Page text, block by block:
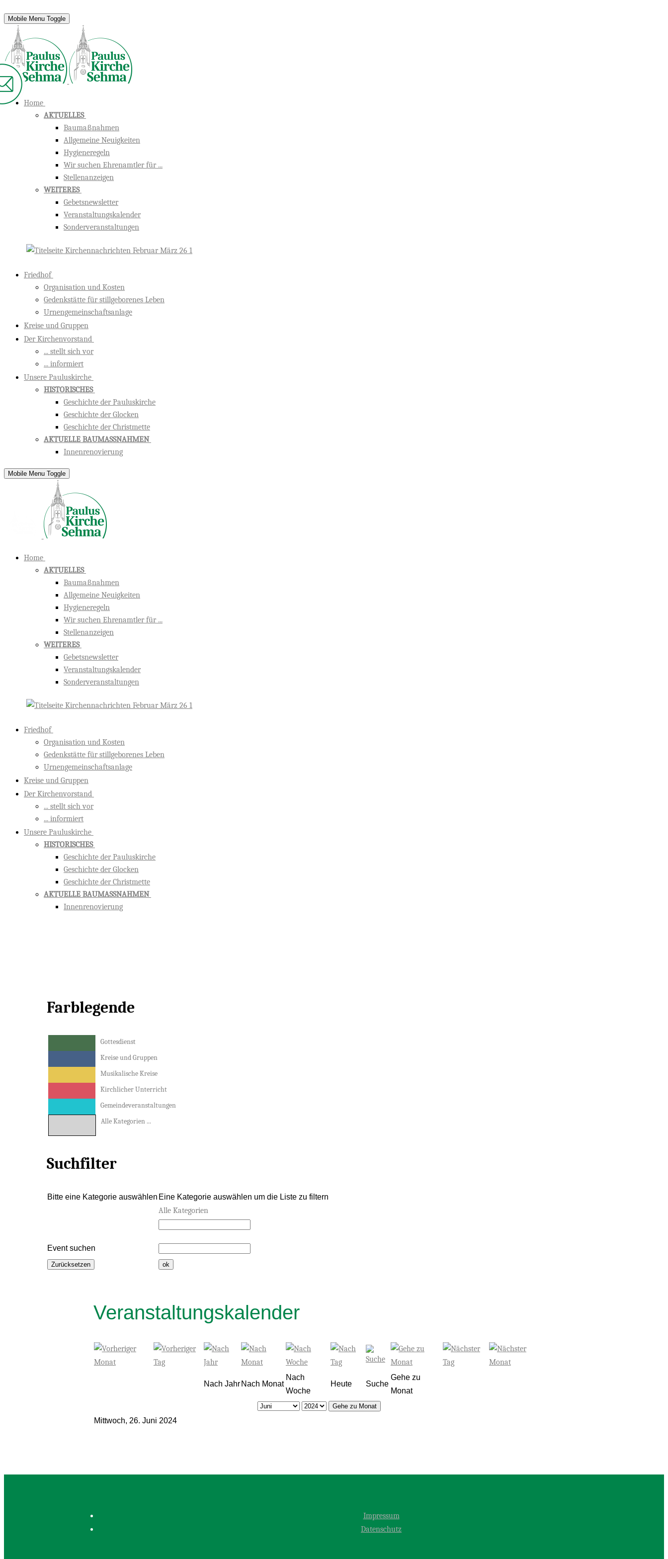
Mobile Menu Toggle
Home
AKTUELLES
Baumaßnahmen
Allgemeine Neuigkeiten
Hygieneregeln
Wir suchen Ehrenamtler für ...
Stellenanzeigen
WEITERES
Gebetsnewsletter
Veranstaltungskalender
Sonderveranstaltungen
Friedhof
Organisation und Kosten
Gedenkstätte für stillgeborenes Leben
Urnengemeinschaftsanlage
Kreise und Gruppen
Der Kirchenvorstand
... stellt sich vor
... informiert
Unsere Pauluskirche
HISTORISCHES
Geschichte der Pauluskirche
Geschichte der Glocken
Geschichte der Christmette
AKTUELLE BAUMASSNAHMEN
Innenrenovierung
Mobile Menu Toggle
Home
AKTUELLES
Baumaßnahmen
Allgemeine Neuigkeiten
Hygieneregeln
Wir suchen Ehrenamtler für ...
Stellenanzeigen
WEITERES
Gebetsnewsletter
Veranstaltungskalender
Sonderveranstaltungen
Friedhof
Organisation und Kosten
Gedenkstätte für stillgeborenes Leben
Urnengemeinschaftsanlage
Kreise und Gruppen
Der Kirchenvorstand
... stellt sich vor
... informiert
Unsere Pauluskirche
HISTORISCHES
Geschichte der Pauluskirche
Geschichte der Glocken
Geschichte der Christmette
AKTUELLE BAUMASSNAHMEN
Innenrenovierung
Farblegende
Gottesdienst
Kreise und Gruppen
Musikalische Kreise
Kirchlicher Unterricht
Gemeindeveranstaltungen
Alle Kategorien ...
Suchfilter
Bitte eine Kategorie auswählen Eine Kategorie auswählen um die Liste zu filtern
Alle Kategorien
Event suchen
Veranstaltungskalender
Nach Jahr Nach Monat
Nach
Woche
Heute Suche
Gehe zu
Monat
Gehe zu Monat
Mittwoch, 26. Juni 2024
Impressum
Datenschutz